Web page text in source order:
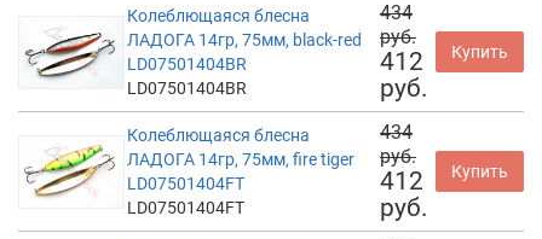
Колеблющаяся блесна
ЛАДОГА 14гр, 75мм, black-red
LD07501404BR
LD07501404BR
434
руб.
412
руб.
Купить
Колеблющаяся блесна
ЛАДОГА 14гр, 75мм, fire tiger
LD07501404FT
LD07501404FT
434
руб.
412
руб.
Купить